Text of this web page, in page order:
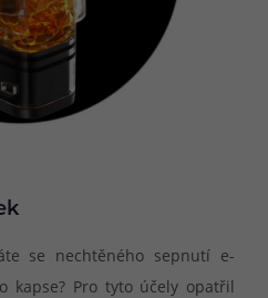
se nechtěného sepnutí e-
kapse? Pro tyto účely opatřil